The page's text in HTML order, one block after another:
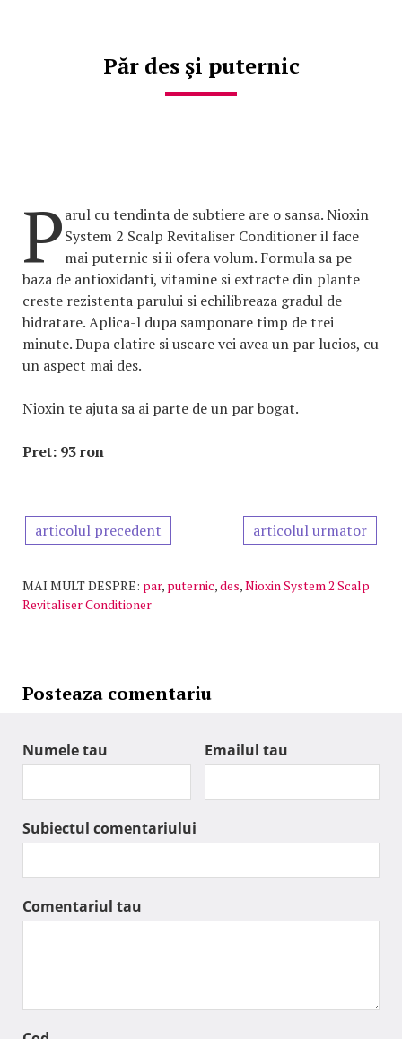
Păr des şi puternic
Parul cu tendinta de subtiere are o sansa. Nioxin
System 2 Scalp Revitaliser Conditioner il face
mai puternic si ii ofera volum. Formula sa pe
baza de antioxidanti, vitamine si extracte din plante
creste rezistenta parului si echilibreaza gradul de
hidratare. Aplica-l dupa samponare timp de trei
minute. Dupa clatire si uscare vei avea un par lucios, cu
un aspect mai des.
Nioxin te ajuta sa ai parte de un par bogat.
Pret: 93 ron
articolul precedent articolul urmator
MAI MULT DESPRE: par, puternic,des,Nioxin System 2 Scalp
Revitaliser Conditioner
Posteaza comentariu
Numele tau Emailul tau
Subiectul comentariului
Comentariul tau